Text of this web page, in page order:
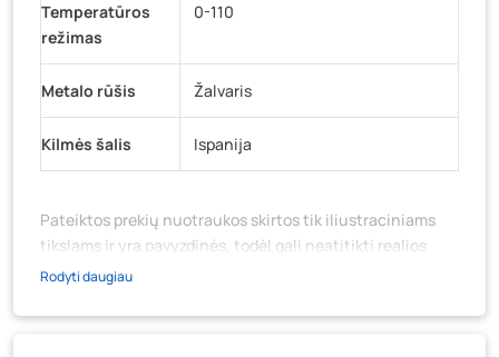
Temperatūros
režimas
0-110
Metalo rūšis Žalvaris
Kilmės šalis Ispanija
Pateiktos prekių nuotraukos skirtos tik iliustraciniams
tikslams ir yra pavyzdinės, todėl gali neatitikti realios
prekių ir jų pakuotės išvaizdos, komplektacijos, spalvos ar
aprašymu) yra bendrinio pobūdžio, jame nebūtinai
Rodyti daugiau